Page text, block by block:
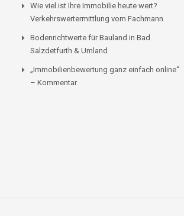
Wie viel ist Ihre Immobilie heute wert?
Verkehrswertermittlung vom Fachmann
Bodenrichtwerte für Bauland in Bad
Salzdetfurth & Umland
„Immobilienbewertung ganz einfach online“
– Kommentar